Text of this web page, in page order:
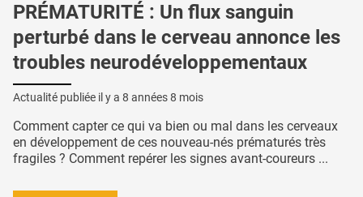
PRÉMATURITÉ : Un flux sanguin
perturbé dans le cerveau annonce les
troubles neurodéveloppementaux
Actualité publiée il y a 8 années 8 mois
Comment capter ce qui va bien ou mal dans les cerveaux
en développement de ces nouveau-nés prématurés très
fragiles ? Comment repérer les signes avant-coureurs ...